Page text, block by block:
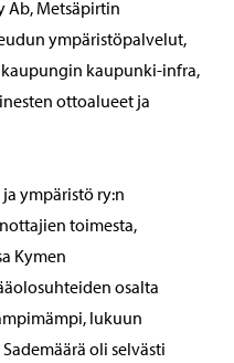
Ab, Metsäpirtin
ympäristöpalvelut,
kaupunki-infra,
ottoalueet ja
ympäristö ry:n
toimesta,
Kymen
osalta
lukuun
oli selvästi